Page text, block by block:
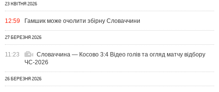
23 КВІТНЯ 2026
12:59 Гамшик може очолити збірну Словаччини
27 БЕРЕЗНЯ 2026
11:23
Словаччина — Косово 3:4 Відео голів та огляд матчу відбору
ЧС-2026
26 БЕРЕЗНЯ 2026